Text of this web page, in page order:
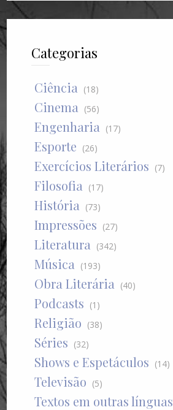
Categorias
Ciência (18)
Cinema (56)
Engenharia (17)
Esporte (26)
Exercícios Literários (7)
Filosofia (17)
História (73)
Impressões (27)
Literatura (342)
Música (193)
Obra Literária (40)
Podcasts (1)
Religião (38)
Séries (32)
Shows e Espetáculos (14)
Televisão (5)
Textos em outras línguas